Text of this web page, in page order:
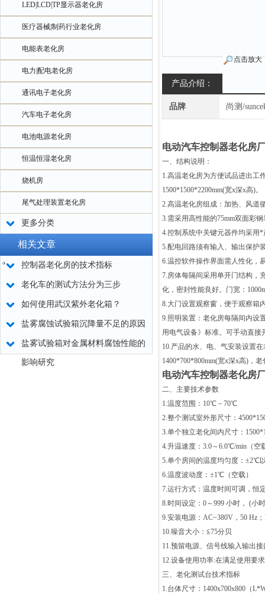
LED|LCD|TP显示器老化房
医疗器械|制药行业老化房
电能表老化房
电力|配电老化房
通讯电子老化房
汽车电子老化房
电池电源老化房
恒温恒湿老化房
烧机房
尾气处理装置老化房
更多分类
相关文章
控制器老化房的技术指标
老化车的测试方法分为三步
如何使用武汉紫外老化箱？
盐雾腐蚀试验箱沉降量不足的原因
盐雾试验箱对金属材料腐蚀性能的
影响研究
点击放大
产品介绍：
品牌 尚测/
电动汽车控制器老化房
一、结构说明：
1.高温老化房为方便试品进出工
1500*1500*2200mm(宽x深x高)。
2.高温老化房组成：加热、风道
3.需采用高性能的75mm双面彩
4.控制系统中关键元器件均采用*
5.配电回路须有输入、输出保护
6.温控软件操作界面需人性化，
7.房体每隔间采用单开门结构，
化，密封性能良好。门宽：
8.大门设置观察窗，便于观察箱
9.照明装置：老化房每隔间内设
用电气设备》标准。可手动直
10.产品的水、电、气安装设置
1400*700*800mm(宽x深x高)，
电动汽车控制器老化房
二、主要技术参数
1.温度范围：10℃－70℃
2.整个测试室外形尺寸：
3.单个独立老化间内尺寸：
4.升温速度：3.0～6.0℃/min（空
5.单个房间的温度均匀度：±2℃
6.温度波动度：±1℃（空载）
7.运行方式：温度时间可调，恒
8.时间设定：0～999 小时， (小
9.安装电源：AC~380V，50 Hz
10.噪音大小：≦75分贝
11.预留电源、信号线输入输出接
12.设备使用功率:在满足使用要
三、老化测试台技术指标
1.台体尺寸：1400x700x800（